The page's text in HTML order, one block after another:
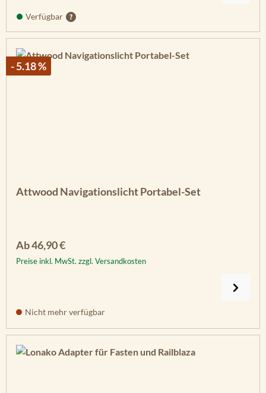
Verfügbar
- 5.18 %
Attwood Navigationslicht Portabel-Set
Regulärer Preis:
Ab46,90 €
Preise inkl. MwSt. zzgl. Versandkosten
Nicht mehr verfügbar